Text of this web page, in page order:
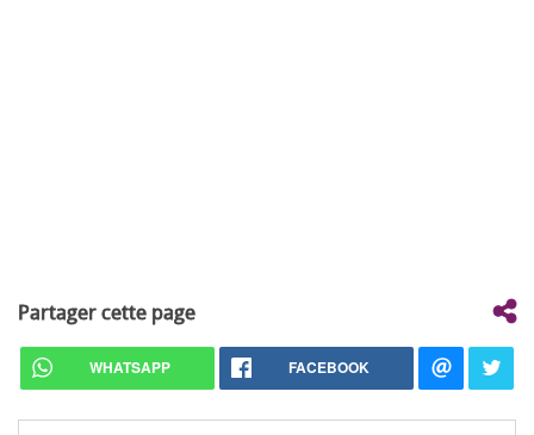
Partager cette page
WHATSAPP FACEBOOK